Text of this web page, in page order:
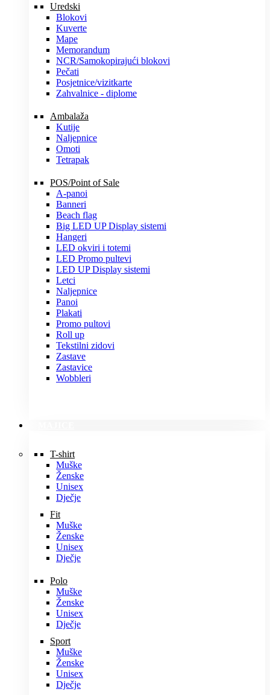
Uredski
Blokovi
Kuverte
Mape
Memorandum
NCR/Samokopirajući blokovi
Pečati
Posjetnice/vizitkarte
Zahvalnice - diplome
Ambalaža
Kutije
Naljepnice
Omoti
Tetrapak
POS/Point of Sale
A-panoi
Banneri
Beach flag
Big LED UP Display sistemi
Hangeri
LED okviri i totemi
LED Promo pultevi
LED UP Display sistemi
Letci
Naljepnice
Panoi
Plakati
Promo pultovi
Roll up
Tekstilni zidovi
Zastave
Zastavice
Wobbleri
T-shirt
Muške
Ženske
Unisex
Dječje
Fit
Muške
Ženske
Unisex
Dječje
Polo
Muške
Ženske
Unisex
Dječje
Sport
Muške
Ženske
Unisex
Dječje